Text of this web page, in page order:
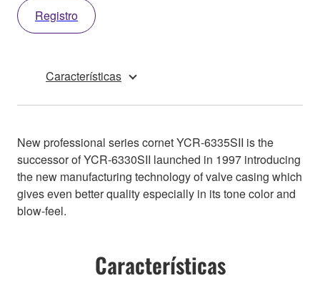
Registro
Características
New professional series cornet YCR-6335SII is the
successor of YCR-6330SII launched in 1997 introducing
the new manufacturing technology of valve casing which
gives even better quality especially in its tone color and
blow-feel.
Características